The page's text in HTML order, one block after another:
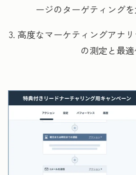
ージのターゲティング
3. 高度なマーケティングアナ
の測定と最